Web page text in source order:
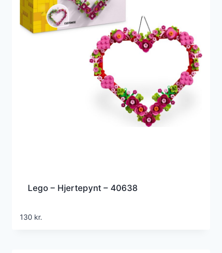
Lego – Hjertepynt – 40638
130 kr.